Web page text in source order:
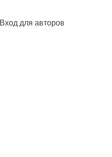
Вход для авторов